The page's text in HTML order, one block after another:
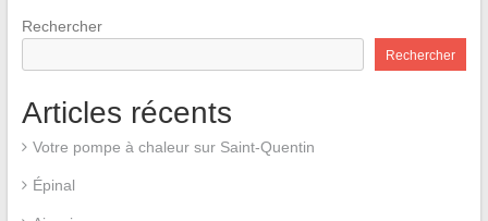
Rechercher
Rechercher
Articles récents
Votre pompe à chaleur sur Saint-Quentin
Épinal